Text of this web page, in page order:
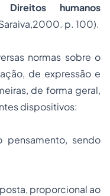
Direitos humanos
p. 100).
normas sobre o
de expressão e
de forma geral,
dispositivos:
sendo
proporcional ao